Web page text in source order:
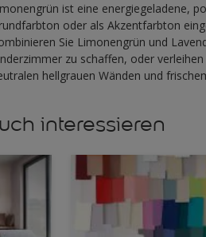
ist eine energiegeladene,
oder als Akzentfarbton
Sie Limonengrün und
zu schaffen, oder
hellgrauen Wänden und
interessieren